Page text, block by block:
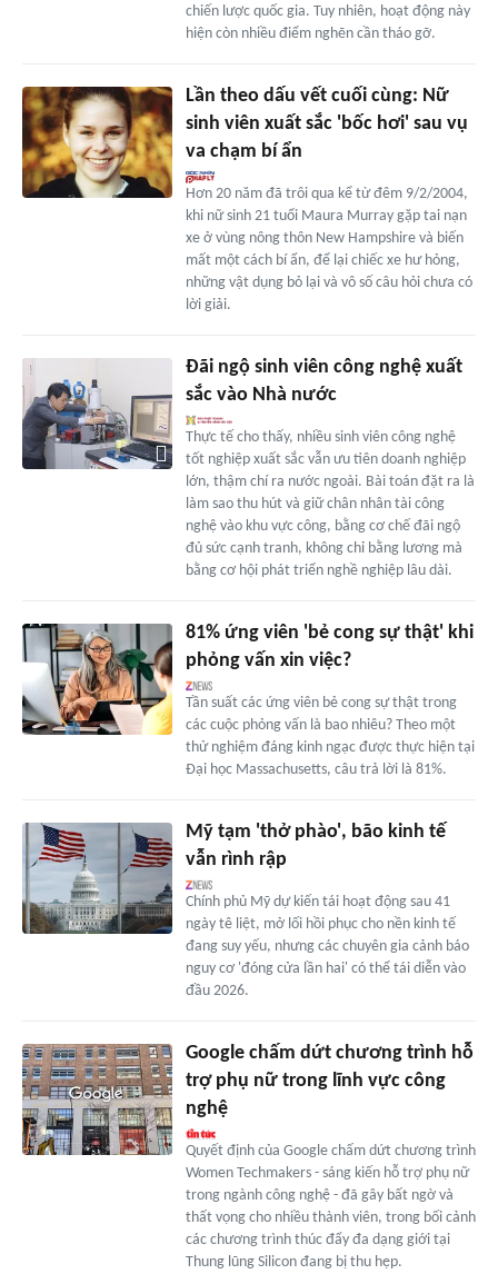
chiến lược quốc gia. Tuy nhiên, hoạt động này
hiện còn nhiều điểm nghẽn cần tháo gỡ.
Lần theo dấu vết cuối cùng: Nữ
sinh viên xuất sắc 'bốc hơi' sau vụ
va chạm bí ẩn
Hơn 20 năm đã trôi qua kể từ đêm 9/2/2004,
khi nữ sinh 21 tuổi Maura Murray gặp tai nạn
xe ở vùng nông thôn New Hampshire và biến
mất một cách bí ẩn, để lại chiếc xe hư hỏng,
những vật dụng bỏ lại và vô số câu hỏi chưa có
lời giải.
Đãi ngộ sinh viên công nghệ xuất
sắc vào Nhà nước
Thực tế cho thấy, nhiều sinh viên công nghệ
tốt nghiệp xuất sắc vẫn ưu tiên doanh nghiệp
lớn, thậm chí ra nước ngoài. Bài toán đặt ra là
làm sao thu hút và giữ chân nhân tài công
nghệ vào khu vực công, bằng cơ chế đãi ngộ
đủ sức cạnh tranh, không chỉ bằng lương mà
bằng cơ hội phát triển nghề nghiệp lâu dài.
81% ứng viên 'bẻ cong sự thật' khi
phỏng vấn xin việc?
Tần suất các ứng viên bẻ cong sự thật trong
các cuộc phỏng vấn là bao nhiêu? Theo một
thử nghiệm đáng kinh ngạc được thực hiện tại
Đại học Massachusetts, câu trả lời là 81%.
Mỹ tạm 'thở phào', bão kinh tế
vẫn rình rập
Chính phủ Mỹ dự kiến tái hoạt động sau 41
ngày tê liệt, mở lối hồi phục cho nền kinh tế
đang suy yếu, nhưng các chuyên gia cảnh báo
nguy cơ 'đóng cửa lần hai' có thể tái diễn vào
đầu 2026.
Google chấm dứt chương trình hỗ
trợ phụ nữ trong lĩnh vực công
nghệ
Quyết định của Google chấm dứt chương trình
Women Techmakers - sáng kiến hỗ trợ phụ nữ
trong ngành công nghệ - đã gây bất ngờ và
thất vọng cho nhiều thành viên, trong bối cảnh
các chương trình thúc đẩy đa dạng giới tại
Thung lũng Silicon đang bị thu hẹp.